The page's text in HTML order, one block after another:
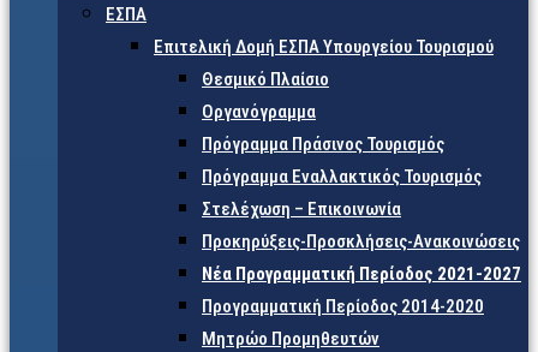
ΕΣΠΑ
Επιτελική Δομή ΕΣΠΑ Υπουργείου Τουρισμού
Θεσμικό Πλαίσιο
Οργανόγραμμα
Πρόγραμμα Πράσινος Τουρισμός
Πρόγραμμα Εναλλακτικός Τουρισμός
Στελέχωση – Επικοινωνία
Προκηρύξεις-Προσκλήσεις-Ανακοινώσεις
Νέα Προγραμματική Περίοδος 2021-2027
Προγραμματική Περίοδος 2014-2020
Μητρώο Προμηθευτών